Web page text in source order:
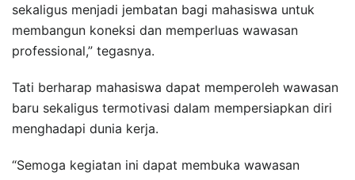
sekaligus menjadi jembatan bagi mahasiswa untuk
membangun koneksi dan memperluas wawasan
professional,” tegasnya.
Tati berharap mahasiswa dapat memperoleh wawasan
baru sekaligus termotivasi dalam mempersiapkan diri
menghadapi dunia kerja.
“Semoga kegiatan ini dapat membuka wawasan